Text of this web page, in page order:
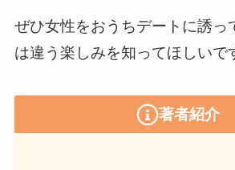
ぜひ女性をおうちデートに誘っ
は違う楽しみを知ってほしいで
著者紹介